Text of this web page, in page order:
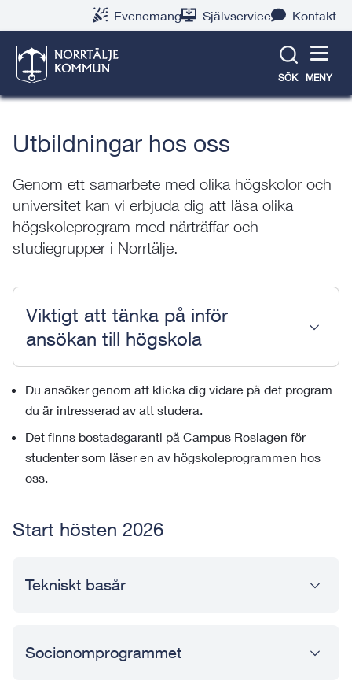
Evenemang Självservice Kontakt
SÖK MENY
Norrtälje
Kompetenscentrum
Utbildningar hos oss
Genom ett samarbete med olika högskolor och
universitet kan vi erbjuda dig att läsa olika
högskoleprogram med närträffar och
studiegrupper i Norrtälje.
Viktigt att tänka på inför
ansökan till högskola
Du ansöker genom att klicka dig vidare på det program
du är intresserad av att studera.
Det finns bostadsgaranti på Campus Roslagen för
studenter som läser en av högskoleprogrammen hos
oss.
Start hösten 2026
Tekniskt basår
Socionomprogrammet